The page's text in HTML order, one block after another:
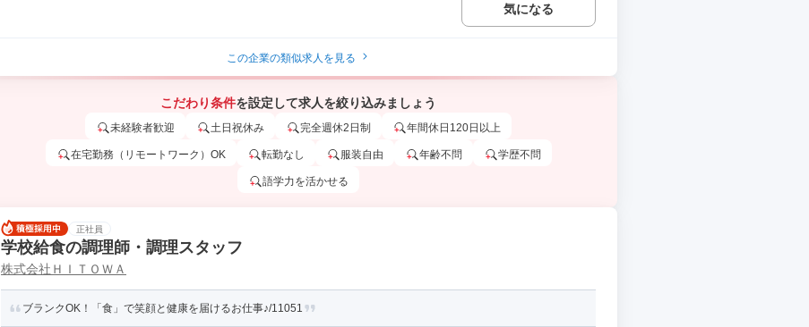
気になる
この企業の類似求人を見る
こだわり条件を設定して求人を絞り込みましょう
未経験者歓迎 土日祝休み 完全週休2日制 年間休日120日以上
在宅勤務（リモートワーク）OK 転勤なし 服装自由 年齢不問 学歴不問
語学力を活かせる
正社員
学校給食の調理師・調理スタッフ
株式会社ＨＩＴＯＷＡ
ブランクOK！「食」で笑顔と健康を届けるお仕事♪/11051